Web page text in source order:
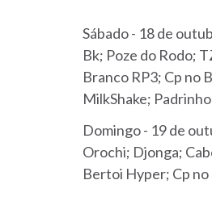
Sábado - 18 de
Bk; Poze do Rodo;
Branco RP3; Cp no
MilkShake; Padrinho
Domingo - 19 de
Orochi; Djonga;
Bertoi Hyper; Cp